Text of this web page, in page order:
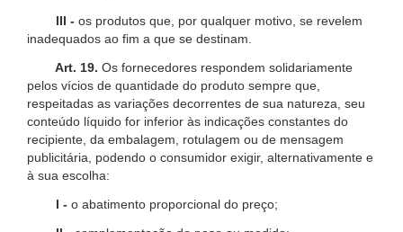
III - os produtos que, por qualquer motivo, se revelem
inadequados ao fim a que se destinam.
Art. 19. Os fornecedores respondem solidariamente
pelos vícios de quantidade do produto sempre que,
respeitadas as variações decorrentes de sua natureza, seu
conteúdo líquido for inferior às indicações constantes do
recipiente, da embalagem, rotulagem ou de mensagem
publicitária, podendo o consumidor exigir, alternativamente e
à sua escolha:
I - o abatimento proporcional do preço;